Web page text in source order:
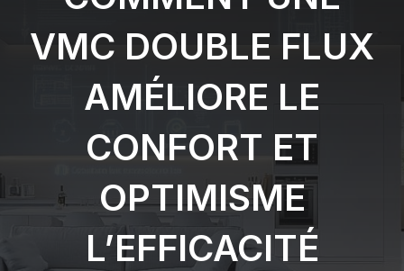
VMC DOUBLE FLUX
AMÉLIORE LE
CONFORT ET
OPTIMISME
L’EFFICACITÉ